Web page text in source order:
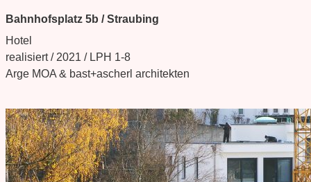
Bahnhofsplatz 5b / Straubing
Hotel
realisiert / 2021 / LPH 1-8
Arge MOA & bast+ascherl architekten